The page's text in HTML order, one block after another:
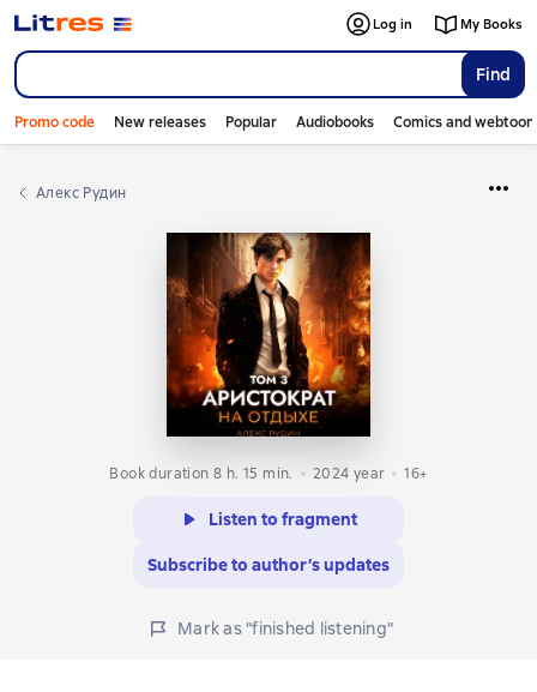
Find
Log in My Books
Promo code New releases Popular Audiobooks Comics and
Алекс Рудин
Book duration 8 h. 15 min. 2024 year 16+
Listen to fragment
Subscribe to author’s updates
Mark as "finished listening"